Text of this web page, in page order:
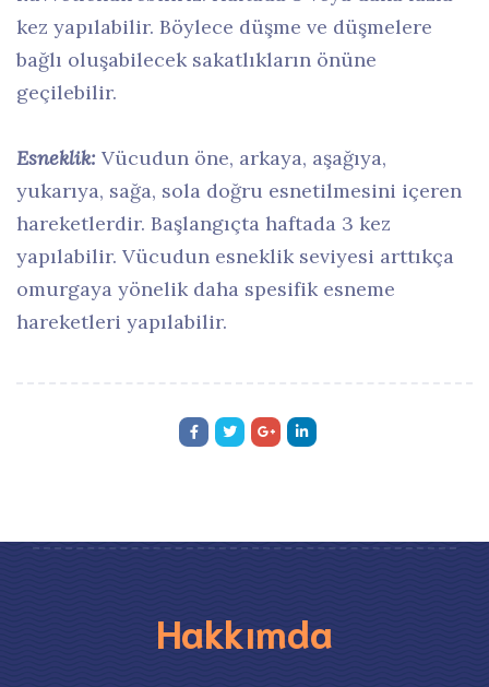
kez yapılabilir. Böylece düşme ve düşmelere
bağlı oluşabilecek sakatlıkların önüne
geçilebilir.
Esneklik: Vücudun öne, arkaya, aşağıya,
yukarıya, sağa, sola doğru esnetilmesini içeren
hareketlerdir. Başlangıçta haftada 3 kez
yapılabilir. Vücudun esneklik seviyesi arttıkça
omurgaya yönelik daha spesifik esneme
hareketleri yapılabilir.
Hakkımda